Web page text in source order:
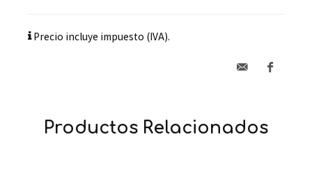
Precio incluye impuesto (IVA).
Productos Relacionados